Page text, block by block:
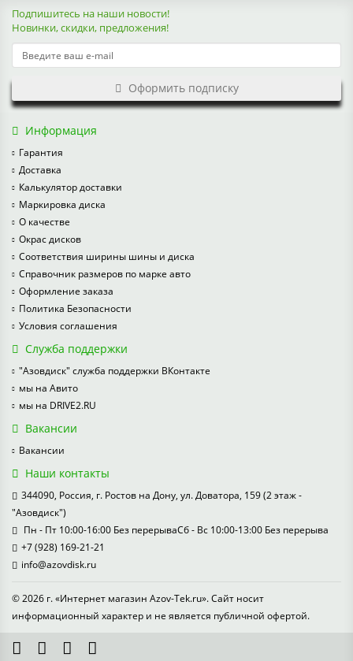
Подпишитесь на наши новости!
Новинки, скидки, предложения!
Оформить подписку
Информация
Гарантия
Доставка
Калькулятор доставки
Маркировка диска
О качестве
Окрас дисков
Соответствия ширины шины и диска
Справочник размеров по марке авто
Оформление заказа
Политика Безопасности
Условия соглашения
Служба поддержки
"Азовдиск" служба поддержки ВКонтакте
мы на Авито
мы на DRIVE2.RU
Вакансии
Вакансии
Наши контакты
344090, Россия, г. Ростов на Дону, ул. Доватора, 159 (2 этаж -
"Азовдиск")
Пн - Пт 10:00-16:00 Без перерываСб - Вс 10:00-13:00 Без перерыва
+7 (928) 169-21-21
info@azovdisk.ru
© 2026 г. «Интернет магазин Azov-Tek.ru». Сайт носит
информационный характер и не является публичной офертой.